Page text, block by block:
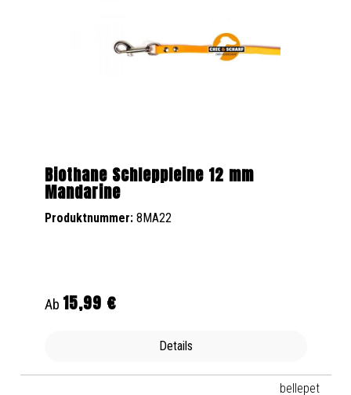
Biothane Schleppleine 12 mm
Mandarine
Produktnummer: 8MA22
Regulärer Preis:
Ab 15,99 €
Details
bellepet